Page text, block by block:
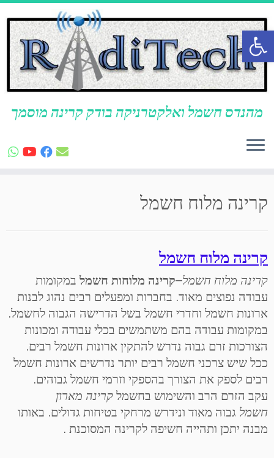
פתח סרגל נגישות
לתוכן
מהנדס חשמל ואלקטרניקה בודק קרינה מוסמך
קרינה מלוח חשמל
קרינה מלוח חשמל
קרינה מלוח חשמל–קרינה מלוחות חשמלבמקומות
עבודה נפוצים מאוד. בחברות ומפעלים רבים נהוג לבנות
ארונות חשמל וחדרי חשמל בשל הדרישה הגבוה לחשמל.
במקומות עבודה בהם משתמשים בכלי עבודה ומכונות
הצורכות זרם גבוה נדרש להתקין ארונות חשמל רבים.
ככל שיש צרכני חשמל רבים יותר נדרשים ארונות חשמל
רבים לספק את הצורך בהספקי וזרמי חשמל גבוהים.
עקב הזרם הרב והשימוש בחשמלקרינה מארון
חשמל גבוה מאוד ונידרש מרחקי בטיחות גדולים. באותו
מבנה יתכן ותהייה חשיפה לקרינה המסוכנת .